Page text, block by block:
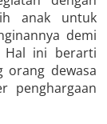
anak untuk
demi
Hal ini berarti
orang dewasa
penghargaan